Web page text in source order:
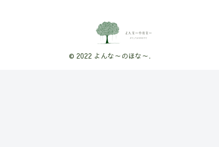
© 2022 よんな～のほな～.